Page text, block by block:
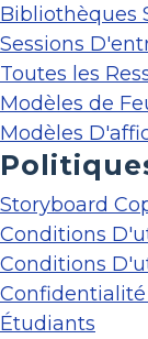
Bibliothèques
Sessions
Toutes les
Modèles de
Modèles
Storyboard
Conditions
Conditions
Confidentialité
Étudiants